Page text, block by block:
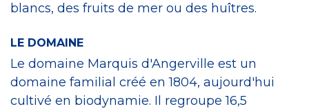
blancs, des fruits de mer ou des huîtres.
LE DOMAINE
Le domaine Marquis d'Angerville est un
domaine familial créé en 1804, aujourd'hui
cultivé en biodynamie. Il regroupe 16,5